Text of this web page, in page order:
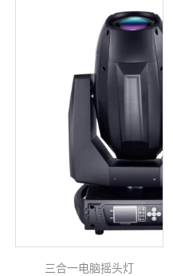
三合一电脑摇头灯